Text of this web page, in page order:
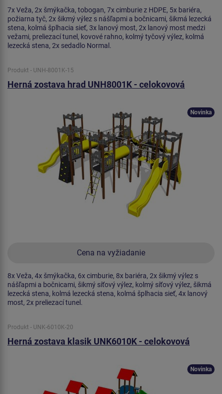
7x Veža, 2x šmýkačka, tobogan, 7x cimburie z HDPE, 5x bariéra,
požiarna tyč, 2x šikmý výlez s nášľapmi a bočnicami, šikmá lezecká
stena, kolmá šplhacia sieť, 3x lanový most, 2x lanový most medzi
vežami, preliezací tunel, kovové rahno, kolmý tyčový výlez, kolmá
lezecká stena, 2x sedadlo Normal.
Produkt - UNH-8001K-15
Herná zostava hrad UNH8001K - celokovová
Cena na vyžiadanie
Novinka
8x Veža, 4x šmýkačka, 6x cimburie, 8x bariéra, 2x šikmý výlez s
nášľapmi a bočnicami, šikmý síťový výlez, kolmý síťový výlez, šikmá
lezecká stena, kolmá lezecká stena, kolmá šplhacia sieť, 4x lanový
most, 2x preliezací tunel.
Produkt - UNK-6010K-20
Herná zostava klasik UNK6010K - celokovová
Novinka